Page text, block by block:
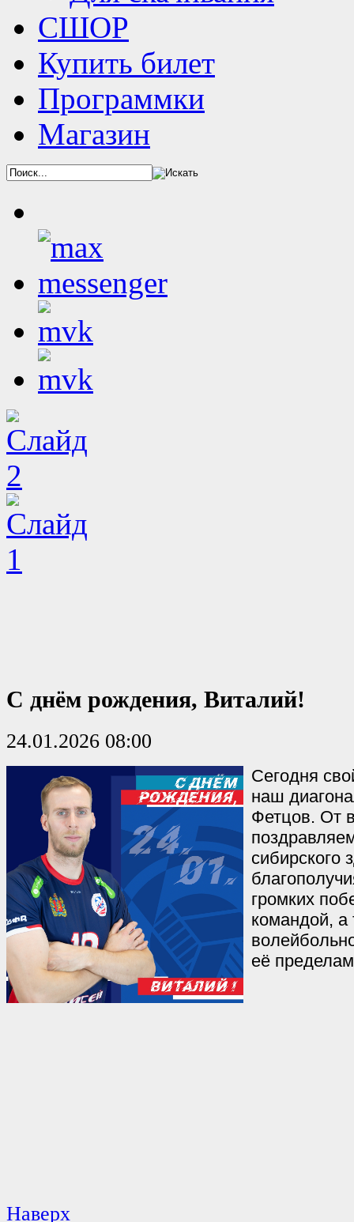
СШОР
Купить билет
Программки
Магазин
С днём рождения, Виталий!
24.01.2026 08:00
Сегодня
наш
Фетцов. От
сибирского
громких
командой, а
её
Наверх